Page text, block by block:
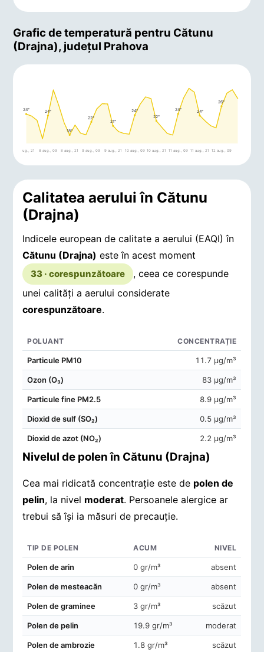
Grafic de temperatură pentru Cătunu
(Drajna), județul Prahova
24°
7 aug., 21
24°
8 aug., 09
18°
8 aug., 21
22°
9 aug., 09
21°
9 aug., 21
24°
10 aug., 09
22°
10 aug., 21
24°
11 aug., 09
24°
11 aug., 21
26°
12 aug., 09
Calitatea aerului în Cătunu
(Drajna)
Indicele european de calitate a aerului (EAQI) în
Cătunu (Drajna) este în acest moment
33 · corespunzătoare
, ceea ce corespunde
unei calități a aerului considerate
corespunzătoare.
POLUANT CONCENTRAȚIE
Particule PM10 11.7 μg/m³
Ozon (O₃) 83 μg/m³
Particule fine PM2.5 8.9 μg/m³
Dioxid de sulf (SO₂) 0.5 μg/m³
Dioxid de azot (NO₂) 2.2 μg/m³
Nivelul de polen în Cătunu (Drajna)
Cea mai ridicată concentrație este de polen de
pelin, la nivel moderat. Persoanele alergice ar
trebui să își ia măsuri de precauție.
Concentrații de polen în aerul din Cătunu (Drajna)
TIP DE POLEN ACUM NIVEL
Polen de arin 0 gr/m³ absent
Polen de mesteacăn 0 gr/m³ absent
Polen de graminee 3 gr/m³ scăzut
Polen de pelin 19.9 gr/m³ moderat
Polen de ambrozie 1.8 gr/m³ scăzut